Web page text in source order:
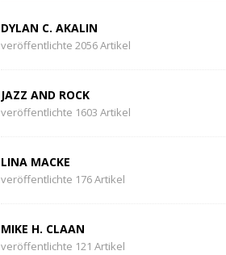
DYLAN C. AKALIN
veröffentlichte 2056 Artikel
JAZZ AND ROCK
veröffentlichte 1603 Artikel
LINA MACKE
veröffentlichte 176 Artikel
MIKE H. CLAAN
veröffentlichte 121 Artikel